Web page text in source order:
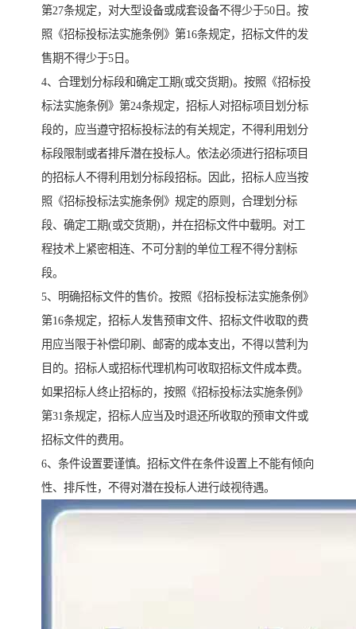
第27条规定，对大型设备或成套设备不得少于50日。按
照《招标投标法实施条例》第16条规定，招标文件的发
售期不得少于5日。
4、合理划分标段和确定工期(或交货期)。按照《招标投
标法实施条例》第24条规定，招标人对招标项目划分标
段的，应当遵守招标投标法的有关规定，不得利用划分
标段限制或者排斥潜在投标人。依法必须进行招标项目
的招标人不得利用划分标段招标。因此，招标人应当按
照《招标投标法实施条例》规定的原则，合理划分标
段、确定工期(或交货期)，并在招标文件中载明。对工
程技术上紧密相连、不可分割的单位工程不得分割标
段。
5、明确招标文件的售价。按照《招标投标法实施条例》
第16条规定，招标人发售预审文件、招标文件收取的费
用应当限于补偿印刷、邮寄的成本支出，不得以营利为
目的。招标人或招标代理机构可收取招标文件成本费。
如果招标人终止招标的，按照《招标投标法实施条例》
第31条规定，招标人应当及时退还所收取的预审文件或
招标文件的费用。
6、条件设置要谨慎。招标文件在条件设置上不能有倾向
性、排斥性，不得对潜在投标人进行歧视待遇。